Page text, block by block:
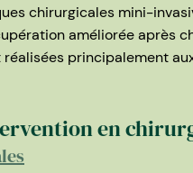
chirurgicales mini-
améliorée après
principalement
en